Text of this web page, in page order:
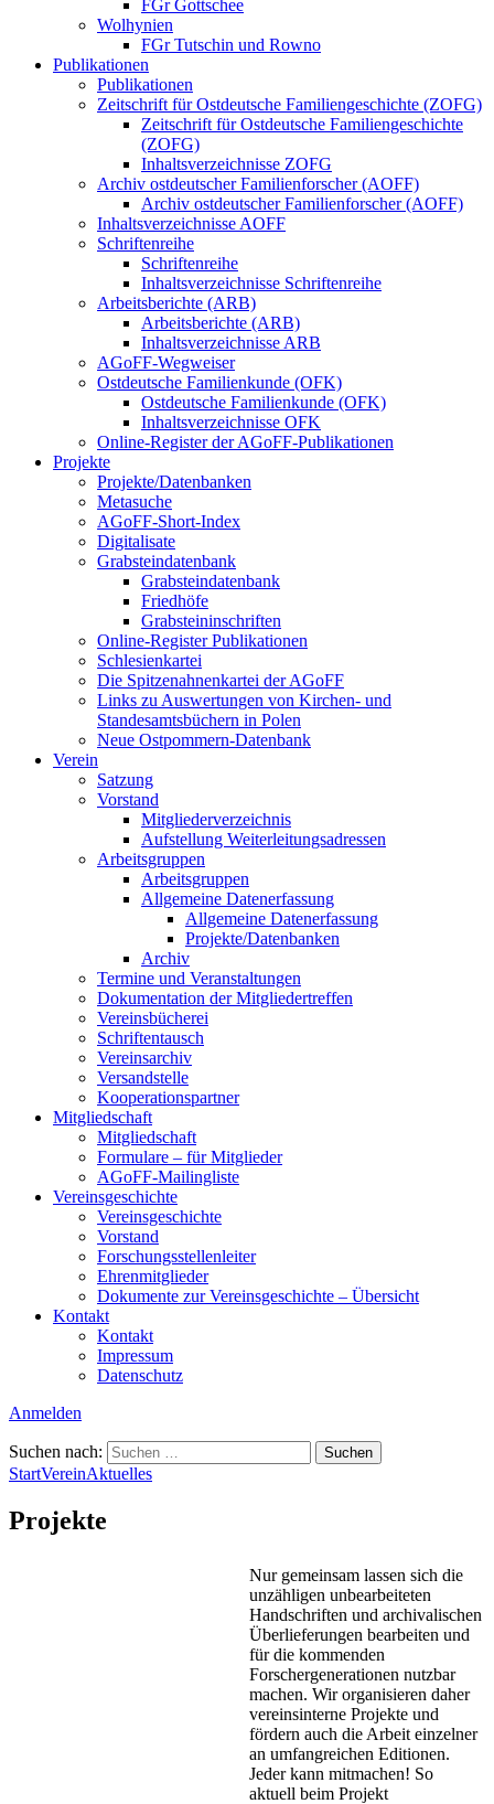
FGr Gottschee
Wolhynien
FGr Tutschin und Rowno
Publikationen
Publikationen
Zeitschrift für Ostdeutsche Familiengeschichte (ZOFG)
Zeitschrift für Ostdeutsche Familiengeschichte
(ZOFG)
Inhaltsverzeichnisse ZOFG
Archiv ostdeutscher Familienforscher (AOFF)
Archiv ostdeutscher Familienforscher (AOFF)
Inhaltsverzeichnisse AOFF
Schriftenreihe
Schriftenreihe
Inhaltsverzeichnisse Schriftenreihe
Arbeitsberichte (ARB)
Arbeitsberichte (ARB)
Inhaltsverzeichnisse ARB
AGoFF-Wegweiser
Ostdeutsche Familienkunde (OFK)
Ostdeutsche Familienkunde (OFK)
Inhaltsverzeichnisse OFK
Online-Register der AGoFF-Publikationen
Projekte
Projekte/Datenbanken
Metasuche
AGoFF-Short-Index
Digitalisate
Grabsteindatenbank
Grabsteindatenbank
Friedhöfe
Grabsteininschriften
Online-Register Publikationen
Schlesienkartei
Die Spitzenahnenkartei der AGoFF
Links zu Auswertungen von Kirchen- und
Standesamtsbüchern in Polen
Neue Ostpommern-Datenbank
Verein
Satzung
Vorstand
Mitgliederverzeichnis
Aufstellung Weiterleitungsadressen
Arbeitsgruppen
Arbeitsgruppen
Allgemeine Datenerfassung
Allgemeine Datenerfassung
Projekte/Datenbanken
Archiv
Termine und Veranstaltungen
Dokumentation der Mitgliedertreffen
Vereinsbücherei
Schriftentausch
Vereinsarchiv
Versandstelle
Kooperationspartner
Mitgliedschaft
Mitgliedschaft
Formulare – für Mitglieder
AGoFF-Mailingliste
Vereinsgeschichte
Vereinsgeschichte
Vorstand
Forschungsstellenleiter
Ehrenmitglieder
Dokumente zur Vereinsgeschichte – Übersicht
Kontakt
Kontakt
Impressum
Datenschutz
Anmelden
Suchen nach:
StartVereinAktuelles
Projekte
Nur gemeinsam lassen sich die
unzähligen unbearbeiteten
Handschriften und archivalischen
Überlieferungen bearbeiten und
für die kommenden
Forschergenerationen nutzbar
machen. Wir organisieren daher
vereinsinterne Projekte und
fördern auch die Arbeit einzelner
an umfangreichen Editionen.
Jeder kann mitmachen! So
aktuell beim Projekt